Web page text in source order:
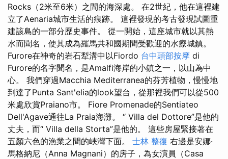
Rocks（2米至6米）之間的海深處。 在2世紀，他在這裡建
立了Aenaria城市生活的痕跡。 這裡發現的考古發現試圖重
建該島的一部分歷史事件。 從一開始，這座城市就以其熱
水而聞名，使其成為羅馬共和國期間受歡迎的水療城鎮。
Furore在神奇的岩石犁溝中以Fiordo 台中頭部按摩 di
Furore的名字聞名，是Amalfi海岸的小鎮之一，以山為中
心。 我們穿過Macchia Mediterranea的芬芳植物，慢慢地
到達了Punta Sant'elia的look望台，從那裡我們可以從500
米處欣賞Praiano市。 Fiore Promenade的Sentiateo
Dell'Agave通往La Praia海灘。 “ Villa del Dottore”是他的
丈夫，而“ Villa della Storta”是他的。 這些房屋緊接著在
五顏六色的漁業之間的峽灣下面。 士林 整復 右邊是安娜·
馬格納尼（Anna Magnani）的房子，為女演員（Casa